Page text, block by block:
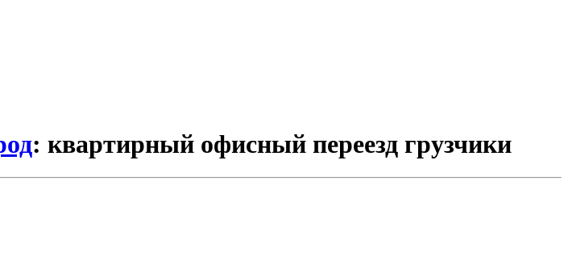
: квартирный офисный переезд грузчики